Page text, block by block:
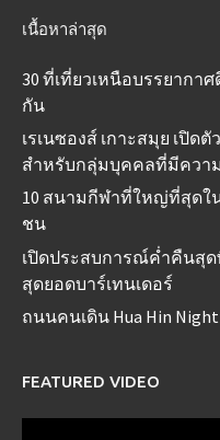
เนื้อหาล่าสุด
30 ที่เที่ยวเหนือบรรยาก
กัน
เรเนซองส์ เกาะสมุย เปิ
สำหรับกลุ่มบุคคลที่มีความ
10 สนามกีฬาที่ใหญ่ที่สุดใ
ชน
เปิดประสบการณ์ค่ำคืนสุด
สุดยอดบาร์เทนเดอร์
ถนนคนเดิน Hua Hin
FEATURED VIDEO